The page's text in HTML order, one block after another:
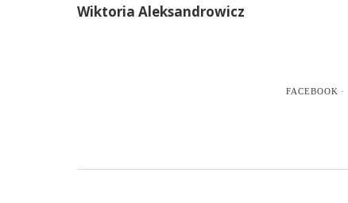
Wiktoria Aleksandrowicz
FACEBOOK